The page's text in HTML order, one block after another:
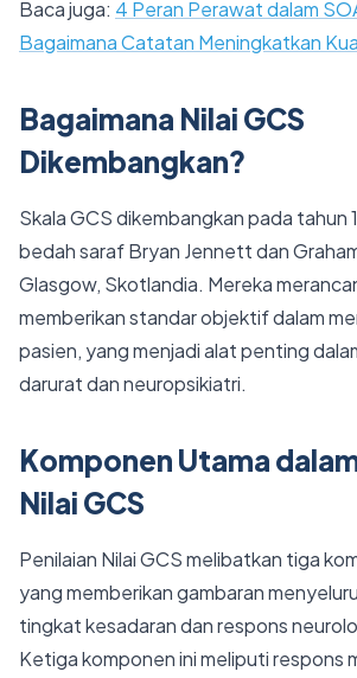
Baca juga: 4 Peran Perawat dalam
Bagaimana Catatan Meningkatkan
Bagaimana Nilai GCS
Dikembangkan?
Skala GCS dikembangkan pada tahun
bedah saraf Bryan Jennett dan
Glasgow, Skotlandia. Mereka
memberikan standar objektif dalam
pasien, yang menjadi alat penting
darurat dan neuropsikiatri.
Komponen Utama
Nilai GCS
Penilaian Nilai GCS melibatkan tiga
yang memberikan gambaran
tingkat kesadaran dan respons
Ketiga komponen ini meliputi respons